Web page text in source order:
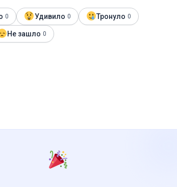
0 Удивило 0 Тронуло 0
Не зашло 0